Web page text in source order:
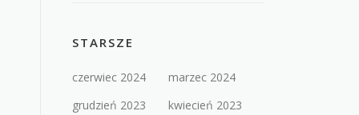
STARSZE
czerwiec 2024
marzec 2024
grudzień 2023
kwiecień 2023